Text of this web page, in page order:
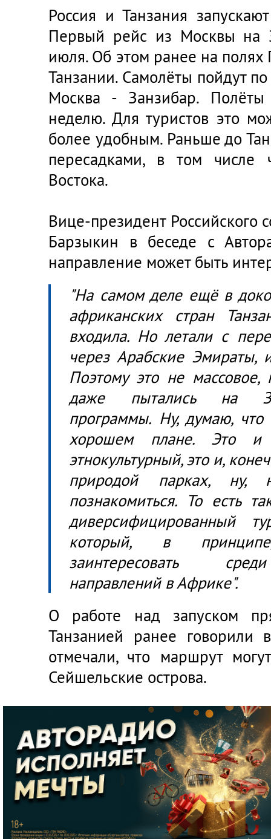
Россия и Танзания
Первый рейс из Москвы на
июля. Об этом ранее на
Танзании. Самолёты пойдут
Москва - Занзибар.
неделю. Для туристов это
более удобным. Раньше до
пересадками, в том числе
Востока.
Вице-президент
Барзыкин в беседе с
направление может быть
"На самом деле ещё в
африканских стран
входила. Но летали с
через Арабские Эмираты,
Поэтому это не массовое,
даже пытались на
программы. Ну, думаю, что
хорошем плане. Это
этнокультурный, это и,
природой парках, ну,
познакомиться. То есть
диверсифицированный
который, в
заинтересовать
направлений в Африке".
О работе над запуском
Танзанией ранее говорили
отмечали, что маршрут
Сейшельские острова.